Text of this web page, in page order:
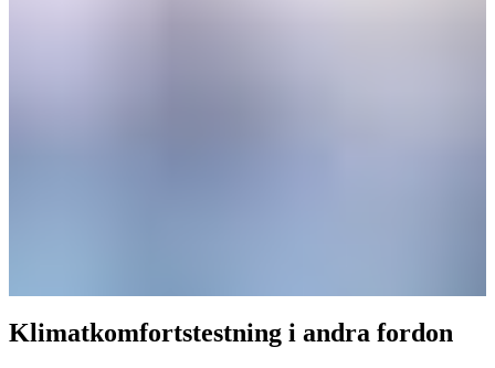
Klimatkomfortstestning i andra fordon